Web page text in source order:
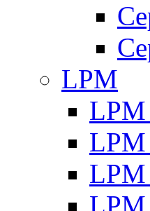
LPM
LPM
LPM
LPM